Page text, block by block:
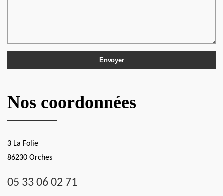
Nos coordonnées
3 La Folie
86230 Orches
05 33 06 02 71